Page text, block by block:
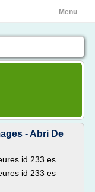
Menu
- Abri De
id 233 es
id 233 es